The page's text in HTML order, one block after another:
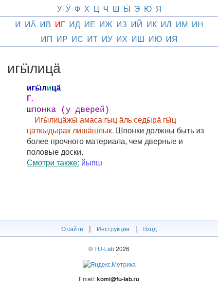
У Ӱ Ф Х Ц Ч Ш Ӹ Э Ю Я
И ИӒ ИВ ИГ ИД ИЕ ИЖ ИЗ ИЙ ИК ИЛ ИМ ИН
ИП ИР ИС ИТ ИУ ИХ ИШ ИЮ ИЯ
игӹлицӓ
игӹлицӓ
Г.
шпонка (у дверей)
Игӹлицӓжӹ амаса гыц ӓль седӹрӓ гӹц
цаткыдырак лишӓшлык. Шпонки должны быть из
более прочного материала, чем дверные и
половые доски.
Смотри также: йыпш
О сайте | Инструкция | Вход
© FU-Lab2026
Email:komi@fu-lab.ru